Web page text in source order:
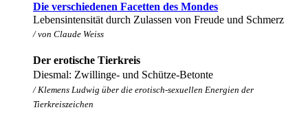
Die verschiedenen Facetten des Mondes
Lebensintensität durch Zulassen von Freude und Schmerz
/ von Claude Weiss
Der erotische Tierkreis
Diesmal: Zwillinge- und Schütze-Betonte
/ Klemens Ludwig über die erotisch-sexuellen Energien der
Tierkreiszeichen